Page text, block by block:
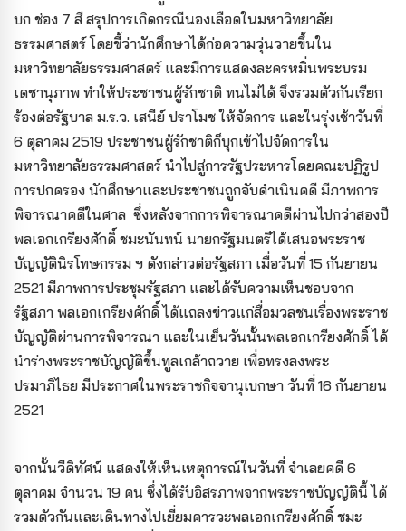
บก ช่อง 7 สี สรุปการเกิดกรณีนองเลือดในมหาวิทยาลัย
ธรรมศาสตร์ โดยชี้ว่านักศึกษาได้ก่อความวุ่นวายขึ้นใน
มหาวิทยาลัยธรรมศาสตร์ และมีการแสดงละครหมิ่นพระบรม
เดชานุภาพ ทำให้ประชาชนผู้รักชาติ ทนไม่ได้ จึงรวมตัวกันเรียก
ร้องต่อรัฐบาล ม.ร.ว. เสนีย์ ปราโมช ให้จัดการ และในรุ่งเช้าวันที่
6 ตุลาคม 2519 ประชาชนผู้รักชาติก็บุกเข้าไปจัดการใน
มหาวิทยาลัยธรรมศาสตร์ นำไปสู่การรัฐประหารโดยคณะปฏิรูป
การปกครอง นักศึกษาและประชาชนถูกจับดำเนินคดี มีภาพการ
พิจารณาคดีในศาล ซึ่งหลังจากการพิจารณาคดีผ่านไปกว่าสองปี
พลเอกเกรียงศักดิ์ ชมะนันทน์ นายกรัฐมนตรีได้เสนอพระราช
บัญญัตินิรโทษกรรม ฯ ดังกล่าวต่อรัฐสภา เมื่อวันที่ 15 กันยายน
2521 มีภาพการประชุมรัฐสภา และได้รับความเห็นชอบจาก
รัฐสภา พลเอกเกรียงศักดิ์ ได้แถลงข่าวแก่สื่อมวลชนเรื่องพระราช
บัญญัติผ่านการพิจารณา และในเย็นวันนั้นพลเอกเกรียงศักดิ์ ได้
นำร่างพระราชบัญญัติขึ้นทูลเกล้าถวาย เพื่อทรงลงพระ
ปรมาภิไธย มีประกาศในพระราชกิจจานุเบกษา วันที่ 16 กันยายน
2521
จากนั้นวีดิทัศน์ แสดงให้เห็นเหตุการณ์ในวันที่ จำเลยคดี 6
ตุลาคม จำนวน 19 คน ซึ่งได้รับอิสรภาพจากพระราชบัญญัตินี้ ได้
รวมตัวกันและเดินทางไปเยี่ยมคารวะพลเอกเกรียงศักดิ์ ชมะ